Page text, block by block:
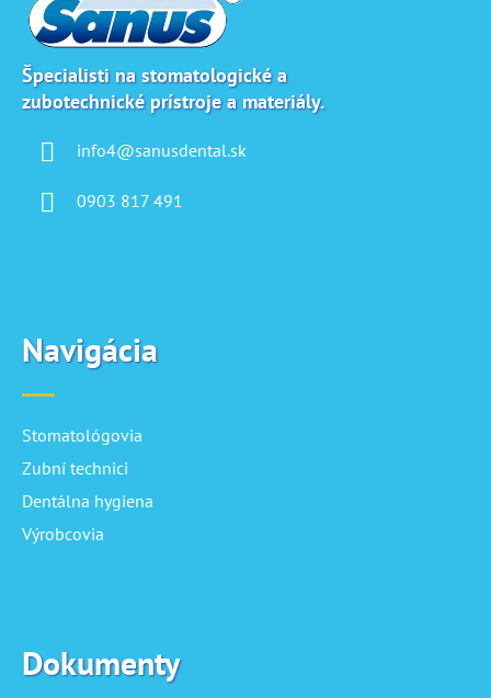
Špecialisti na stomatologické a
zubotechnické prístroje a materiály.
info4@sanusdental.sk
0903 817 491
Navigácia
Stomatológovia
Zubní technici
Dentálna hygiena
Výrobcovia
Dokumenty